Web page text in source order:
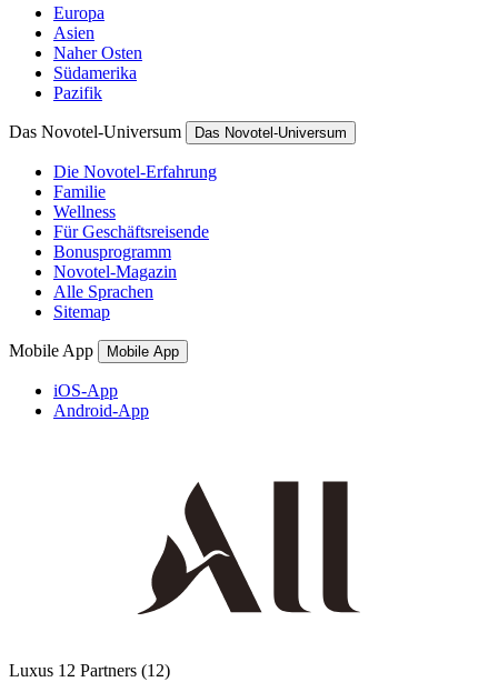
Europa
Asien
Naher Osten
Südamerika
Pazifik
Das Novotel-Universum Das Novotel-Universum
Die Novotel-Erfahrung
Familie
Wellness
Für Geschäftsreisende
Bonusprogramm
Novotel-Magazin
Alle Sprachen
Sitemap
Mobile App Mobile App
iOS-App
Android-App
Luxus 12 Partners (12)